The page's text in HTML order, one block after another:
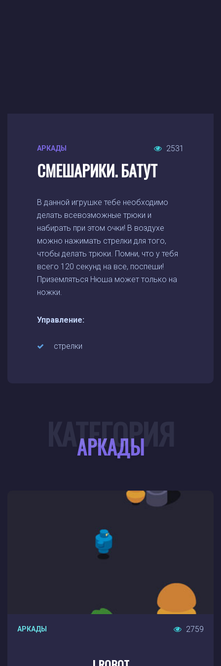
АРКАДЫ 2531
СМЕШАРИКИ. БАТУТ
В данной игрушке тебе необходимо
делать всевозможные трюки и
набирать при этом очки! В воздухе
можно нажимать стрелки для того,
чтобы делать трюки. Помни, что у тебя
всего 120 секунд на все, поспеши!
Приземляться Нюша может только на
ножки.
Управление:
стрелки
АРКАДЫ
КАТЕГОРИЯ
АРКАДЫ 2759